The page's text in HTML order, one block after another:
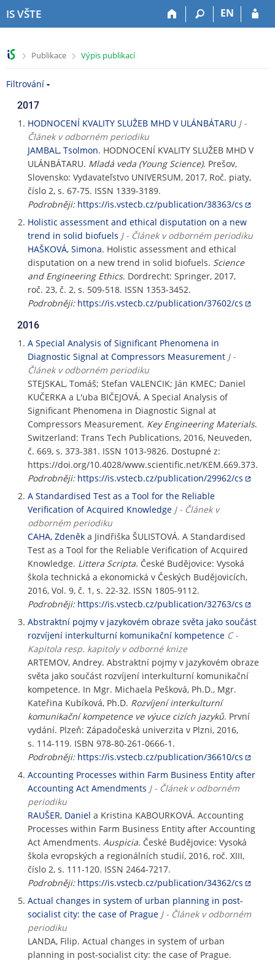
IS VŠTE EN
>Publikace >
Výpis publikací
Filtrování
2017
HODNOCENÍ KVALITY SLUŽEB MHD V ULÁNBÁTARU J -
Článek v odborném periodiku
JAMBAL, Tsolmon. HODNOCENÍ KVALITY SLUŽEB MHD V
ULÁNBÁTARU. Mladá veda (Young Science). Prešov,
Slovensko: Vydavateľstvo UNIVERSUM, 2017, Roč. piaty,
číslo 2, s. 67-75. ISSN 1339-3189.
Podrobněji: https://is.vstecb.cz/publication/38363/cs
Holistic assessment and ethical disputation on a new
trend in solid biofuels J - Článek v odborném periodiku
HAŠKOVÁ, Simona. Holistic assessment and ethical
disputation on a new trend in solid biofuels. Science
and Engineering Ethics. Dordrecht: Springer, 2017,
roč. 23, č. 2, s. 509-518. ISSN 1353-3452.
Podrobněji: https://is.vstecb.cz/publication/37602/cs
2016
A Special Analysis of Significant Phenomena in
Diagnostic Signal at Compressors Measurement J -
Článek v odborném periodiku
STEJSKAL, Tomáš; Stefan VALENCIK; Ján KMEC; Daniel
KUČERKA a L'uba BIČEJOVÁ. A Special Analysis of
Significant Phenomena in Diagnostic Signal at
Compressors Measurement. Key Engineering Materials.
Switzerland: Trans Tech Publications, 2016, Neuveden,
č. 669, s. 373-381. ISSN 1013-9826. Dostupné z:
https://doi.org/10.4028/www.scientific.net/KEM.669.373.
Podrobněji: https://is.vstecb.cz/publication/29962/cs
A Standardised Test as a Tool for the Reliable
Verification of Acquired Knowledge J - Článek v
odborném periodiku
CAHA, Zdeněk a Jindřiška ŠULISTOVÁ. A Standardised
Test as a Tool for the Reliable Verification of Acquired
Knowledge. Littera Scripta. České Budějovice: Vysoká
škola technická a ekonomická v Českých Budějovicích,
2016, Vol. 9, č. 1, s. 22-32. ISSN 1805-9112.
Podrobněji: https://is.vstecb.cz/publication/32763/cs
Abstraktní pojmy v jazykovém obraze světa jako součást
rozvíjení interkulturní komunikační kompetence C -
Kapitola resp. kapitoly v odborné knize
ARTEMOV, Andrey. Abstraktní pojmy v jazykovém obraze
světa jako součást rozvíjení interkulturní komunikační
kompetence. In Mgr. Michaela Pešková, Ph.D., Mgr.
Kateřina Kubíková, Ph.D. Rozvíjení interkulturní
komunikační kompetence ve výuce cizích jazyků. První
vydání. Plzeň: Západočeská univerzita v Plzni, 2016,
s. 114-119. ISBN 978-80-261-0666-1.
Podrobněji: https://is.vstecb.cz/publication/36610/cs
Accounting Processes within Farm Business Entity after
Accounting Act Amendments J - Článek v odborném
periodiku
RAUŠER, Daniel a Kristina KABOURKOVÁ. Accounting
Processes within Farm Business Entity after Accounting
Act Amendments. Auspicia. České Budějovice: Vysoká
škola evropských a regionálních studií, 2016, roč. XIII,
číslo 2, s. 111-120. ISSN 2464-7217.
Podrobněji: https://is.vstecb.cz/publication/34362/cs
Actual changes in system of urban planning in post-
socialist city: the case of Prague J - Článek v odborném
periodiku
LANDA, Filip. Actual changes in system of urban
planning in post-socialist city: the case of Prague.